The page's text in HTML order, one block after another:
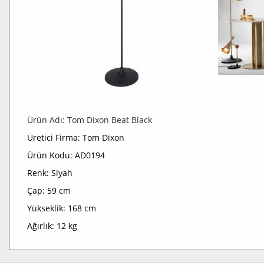
Ürün Adı: Tom Dixon Beat Black
Üretici Firma: Tom Dixon
Ürün Kodu: AD0194
Renk: Siyah
Çap: 59 cm
Yükseklik: 168 cm
Ağırlık: 12 kg